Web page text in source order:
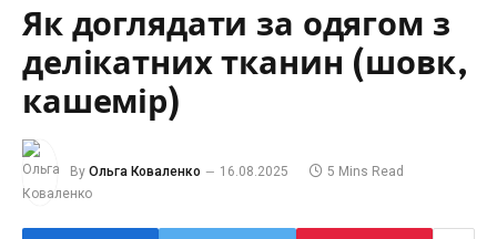
Як доглядати за одягом з
делікатних тканин (шовк,
кашемір)
By Ольга Коваленко 16.08.2025 5 Mins Read